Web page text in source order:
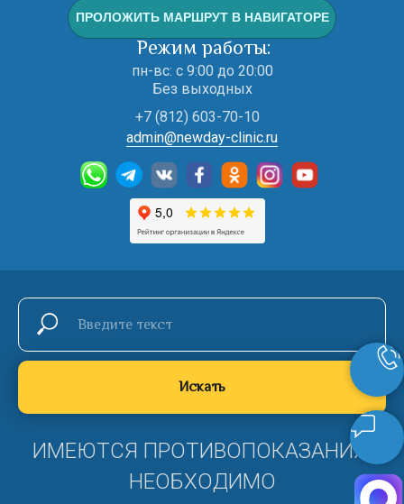
+7 (812) 603-70-10
пн-вс: с 9:00 до 20:00
Без выходных
admin@newday-clinic.ru
Режим работы:
ПРОЛОЖИТЬ МАРШРУТ В НАВИГАТОРЕ
Искать
ИМЕЮТСЯ ПРОТИВОПОКАЗАНИЯ,
НЕОБХОДИМО